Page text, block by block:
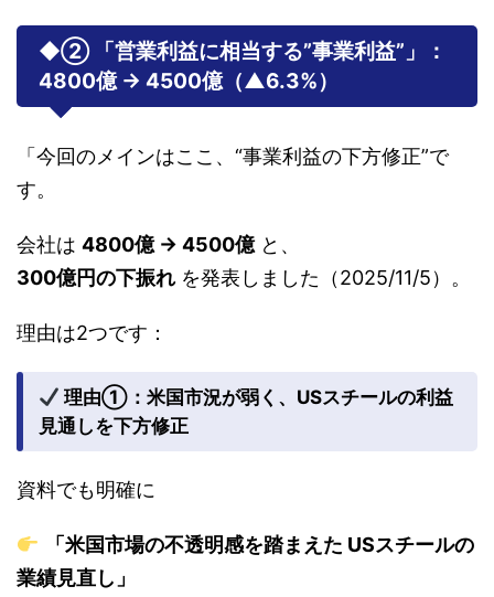
◆② 「営業利益に相当する”事業利益”」：
4800億 → 4500億（▲6.3%）
「今回のメインはここ、“事業利益の下方修正”で
す。
会社は 4800億 → 4500億と、
300億円の下振れを発表しました（2025/11/5）。
理由は2つです：
理由①：米国市況が弱く、USスチールの利益
見通しを下方修正
資料でも明確に
「米国市場の不透明感を踏まえた USスチールの
業績見直し」